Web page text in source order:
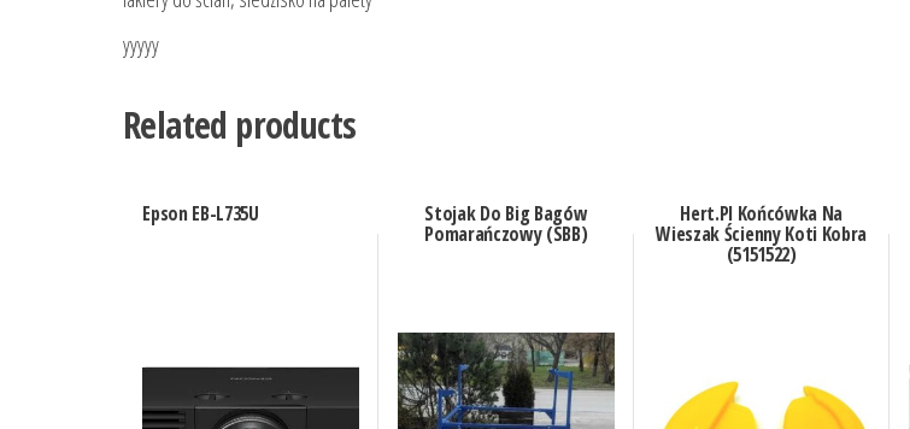
yyyyy
Related products
Epson EB-L735U Stojak Do Big Bagów
Pomarańczowy (SBB)
Hert.Pl Końcówka Na
Wieszak Ścienny Koti Kobra
(5151522)